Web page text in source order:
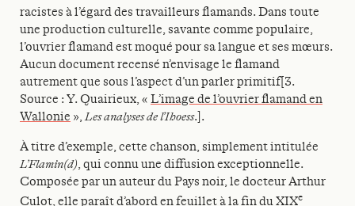
racistes à l’égard des travailleurs flamands. Dans toute
une production culturelle, savante comme populaire,
l’ouvrier flamand est moqué pour sa langue et ses mœurs.
Aucun document recensé n’envisage le flamand
autrement que sous l’aspect d’un parler primitif[3.
Source : Y. Quairieux, « L’image de l’ouvrier flamand en
Wallonie »,Les analyses de l’Ihoess.].
À titre d’exemple, cette chanson, simplement intitulée
L’Flamin(d), qui connu une diffusion exceptionnelle.
Composée par un auteur du Pays noir, le docteur Arthur
Culot, elle paraît d’abord en feuillet à la fin du XIXe